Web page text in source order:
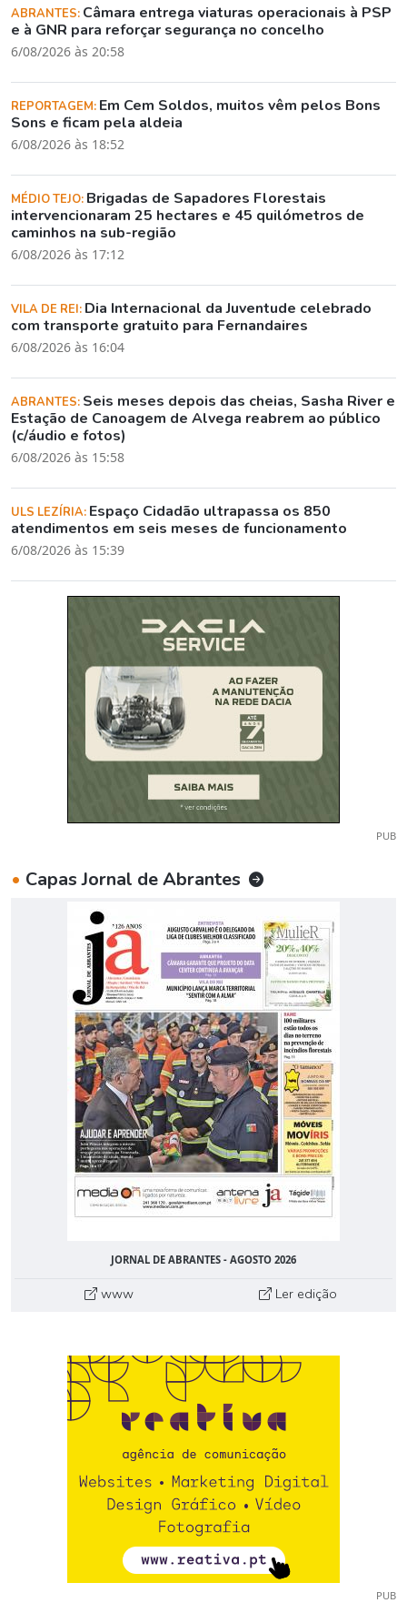
ABRANTES: Câmara entrega viaturas operacionais à PSP
e à GNR para reforçar segurança no concelho
6/08/2026 às 20:58
REPORTAGEM: Em Cem Soldos, muitos vêm pelos Bons
Sons e ficam pela aldeia
6/08/2026 às 18:52
MÉDIO TEJO: Brigadas de Sapadores Florestais
intervencionaram 25 hectares e 45 quilómetros de
caminhos na sub-região
6/08/2026 às 17:12
VILA DE REI: Dia Internacional da Juventude celebrado
com transporte gratuito para Fernandaires
6/08/2026 às 16:04
ABRANTES: Seis meses depois das cheias, Sasha River e
Estação de Canoagem de Alvega reabrem ao público
(c/áudio e fotos)
6/08/2026 às 15:58
ULS LEZÍRIA: Espaço Cidadão ultrapassa os 850
atendimentos em seis meses de funcionamento
6/08/2026 às 15:39
PUB
• Capas Jornal de Abrantes
JORNAL DE ABRANTES - AGOSTO 2026
www Ler edição
PUB